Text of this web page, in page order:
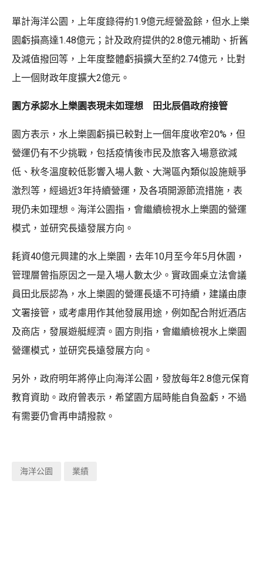
單計海洋公園，上年度錄得約1.9億元經營盈餘，但水上樂
園虧損高達1.48億元；計及政府提供的2.8億元補助、折舊
及減值撥回等，上年度整體虧損擴大至約2.74億元，比對
上一個財政年度擴大2億元。
園方承認水上樂園表現未如理想 田北辰倡政府接管
園方表示，水上樂園虧損已較對上一個年度收窄20%，但
營運仍有不少挑戰，包括疫情後市民及旅客入場意欲減
低、秋冬溫度較低影響入場人數、大灣區內類似設施競爭
激烈等，經過近3年持續營運，及各項開源節流措施，表
現仍未如理想。海洋公園指，會繼續檢視水上樂園的營運
模式，並研究長遠發展方向。
耗資40億元興建的水上樂園，去年10月至今年5月休園，
管理層曾指原因之一是入場人數太少。實政圓桌立法會議
員田北辰認為，水上樂園的營運長遠不可持續，建議由康
文署接管，或考慮用作其他發展用途，例如配合附近酒店
及商店，發展遊艇經濟。園方則指，會繼續檢視水上樂園
營運模式，並研究長遠發展方向。
另外，政府明年將停止向海洋公園，發放每年2.8億元保育
教育資助。政府曾表示，希望園方屆時能自負盈虧，不過
有需要仍會再申請撥款。
海洋公園 業績